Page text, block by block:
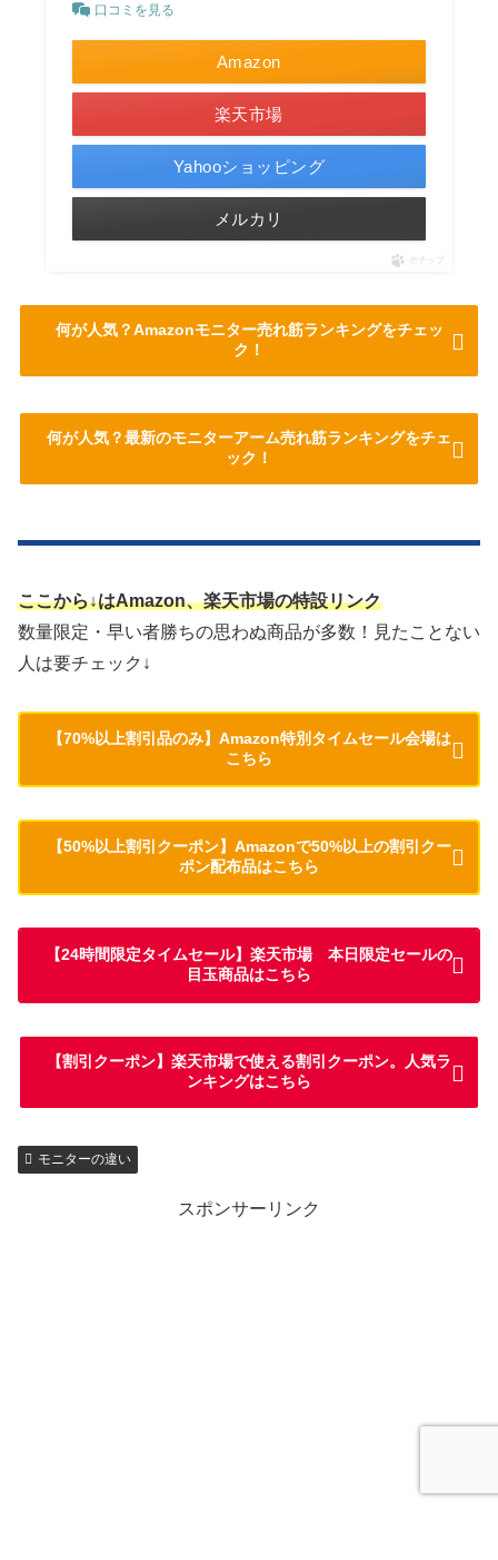
口コミを見る
Amazon
楽天市場
Yahooショッピング
メルカリ
ポチップ
何が人気？Amazonモニター売れ筋ランキングをチェッ
ク！
何が人気？最新のモニターアーム売れ筋ランキングをチェ
ック！
ここから↓はAmazon、楽天市場の特設リンク
数量限定・早い者勝ちの思わぬ商品が多数！見たことない
人は要チェック↓
【70%以上割引品のみ】Amazon特別タイムセール会場は
こちら
【50%以上割引クーポン】Amazonで50%以上の割引クー
ポン配布品はこちら
【24時間限定タイムセール】楽天市場 本日限定セールの
目玉商品はこちら
【割引クーポン】楽天市場で使える割引クーポン。人気ラ
ンキングはこちら
モニターの違い
スポンサーリンク